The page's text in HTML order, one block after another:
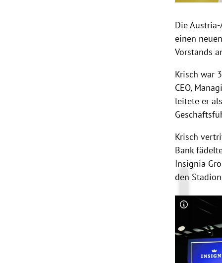
Die
einen
Vorstands
Krisch war
CEO,
leitete er
Krisch
Bank
Insignia
den
Copyright-